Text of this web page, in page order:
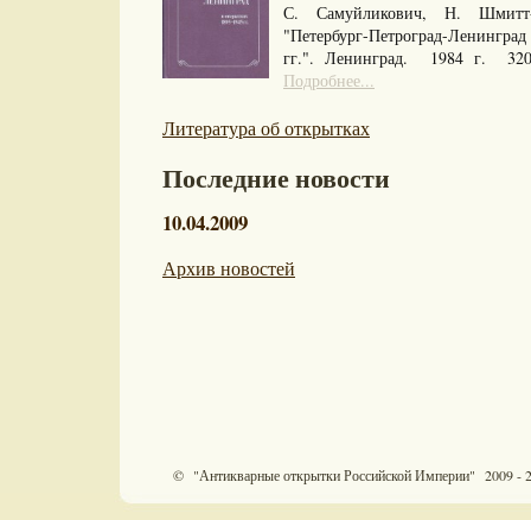
С. Самуйликович, Н.
"Петербург-Петроград-
гг.". Ленинград. 1984 г.
Подробнее...
Литература об открытках
Последние новости
10.04.2009
Архив новостей
© "Антикварные открытки Российской Империи" 2009 -